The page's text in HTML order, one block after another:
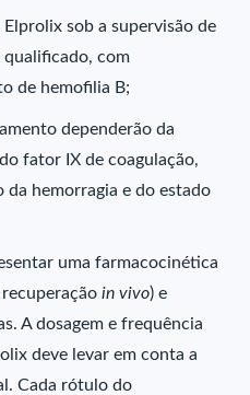
sob a supervisão de
qualificado, com
de hemofilia B;
dependerão da
fator IX de coagulação,
da hemorragia e do estado
uma farmacocinética
recuperaçãoin vivo) e
A dosagem e frequência
deve levar em conta a
Cada rótulo do